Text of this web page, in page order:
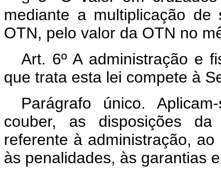
mediante a multiplicação
OTN, pelo valor da OTN no
Art. 6º A administração e
que trata esta lei compete à
Parágrafo único.
couber, as disposições
referente à administração,
às penalidades, às garantias